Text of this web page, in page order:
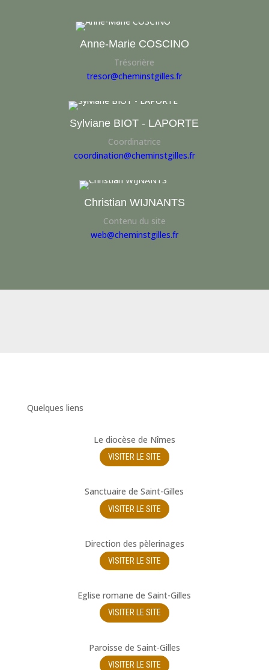
Anne-Marie COSCINO
Trésorière
tresor@cheminstgilles.fr
Sylviane BIOT - LAPORTE
Coordinatrice
coordination@cheminstgilles.fr
Christian WIJNANTS
Contenu du site
web@cheminstgilles.fr
Quelques liens
Le diocèse de Nîmes
VISITER LE SITE
Sanctuaire de Saint-Gilles
VISITER LE SITE
Direction des pèlerinages
VISITER LE SITE
Eglise romane de Saint-Gilles
VISITER LE SITE
Paroisse de Saint-Gilles
VISITER LE SITE